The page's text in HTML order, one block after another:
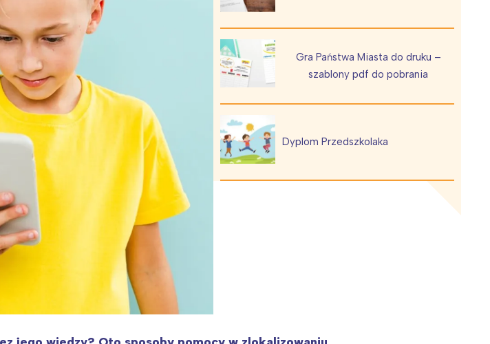
Pszczoła i kwitnący ul Wiewiórka na kwitnącym polu
Gra Państwa Miasta do druku –
szablony pdf do pobrania
Dyplom Przedszkolaka